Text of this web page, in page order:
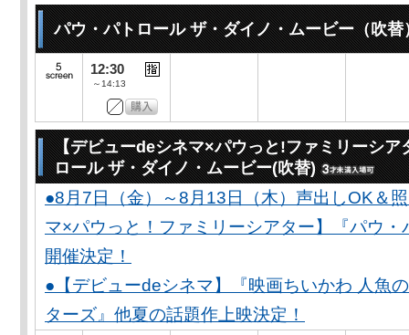
パウ・パトロール ザ・ダイノ・ムービー（吹替
12:30
～14:13
【デビューdeシネマ×パウっと!ファミリーシア
ロール ザ・ダイノ・ムービー(吹替)
●8月7日（金）～8月13日（木）声出しOK＆
マ×パウっと！ファミリーシアター】『パウ
開催決定！
●【デビューdeシネマ】『映画ちいかわ 人魚
ターズ』他夏の話題作上映決定！